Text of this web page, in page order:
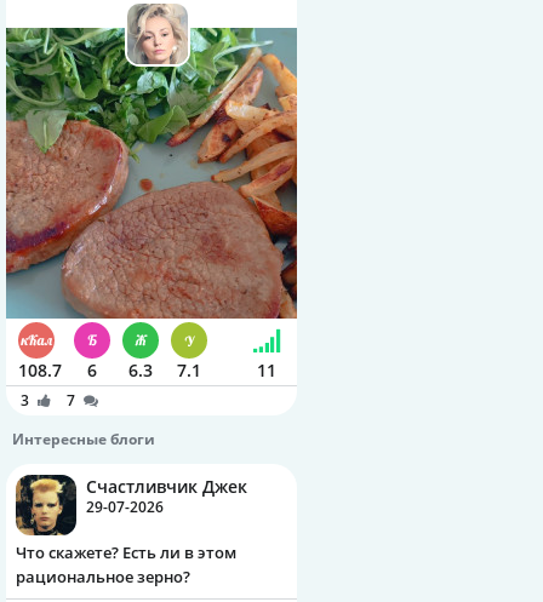
108.7 6 6.3 7.1 11
3
7
Интересные блоги
Счастливчик Джек
29-07-2026
Что скажете? Есть ли в этом
рациональное зерно?